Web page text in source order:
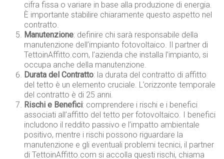
cifra fissa o variare in base alla produzione di energia.
È importante stabilire chiaramente questo aspetto nel
contratto.
Manutenzione: definire chi sarà responsabile della
manutenzione dell’impianto fotovoltaico. Il partner di
TettoinAffitto.com, l’azienda che installa l’impianto, si
occupa anche della manutenzione.
Durata del Contratto: la durata del contratto di affitto
del tetto è un elemento cruciale. L’orizzonte temporale
del contratto è di 25 anni.
Rischi e Benefici: comprendere i rischi e i benefici
associati all’affitto del tetto per fotovoltaico. I benefici
includono il reddito passivo e l’impatto ambientale
positivo, mentre i rischi possono riguardare la
manutenzione e gli eventuali problemi tecnici, il partner
di TettoinAffitto.com si accolla questi rischi, chiama